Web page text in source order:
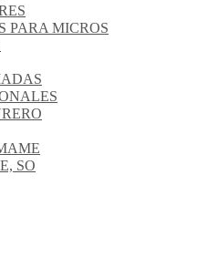
PARA MICROS
SO